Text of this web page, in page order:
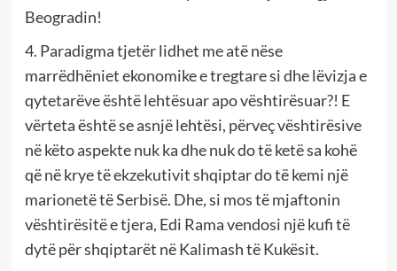
Beogradin!
4. Paradigma tjetër lidhet me atë nëse
marrëdhëniet ekonomike e tregtare si dhe lëvizja e
qytetarëve është lehtësuar apo vështirësuar?! E
vërteta është se asnjë lehtësi, përveç vështirësive
në këto aspekte nuk ka dhe nuk do të ketë sa kohë
që në krye të ekzekutivit shqiptar do të kemi një
marionetë të Serbisë. Dhe, si mos të mjaftonin
vështirësitë e tjera, Edi Rama vendosi një kufi të
dytë për shqiptarët në Kalimash të Kukësit.